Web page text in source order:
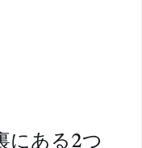
にある2つ